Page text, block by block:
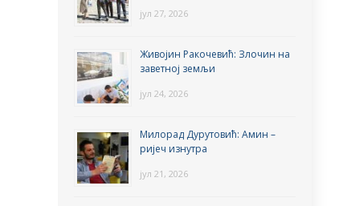
јул 27, 2026
Живојин Ракочевић: Злочин на
заветној земљи
јул 24, 2026
Милорад Дурутовић: Амин –
ријеч изнутра
јул 21, 2026